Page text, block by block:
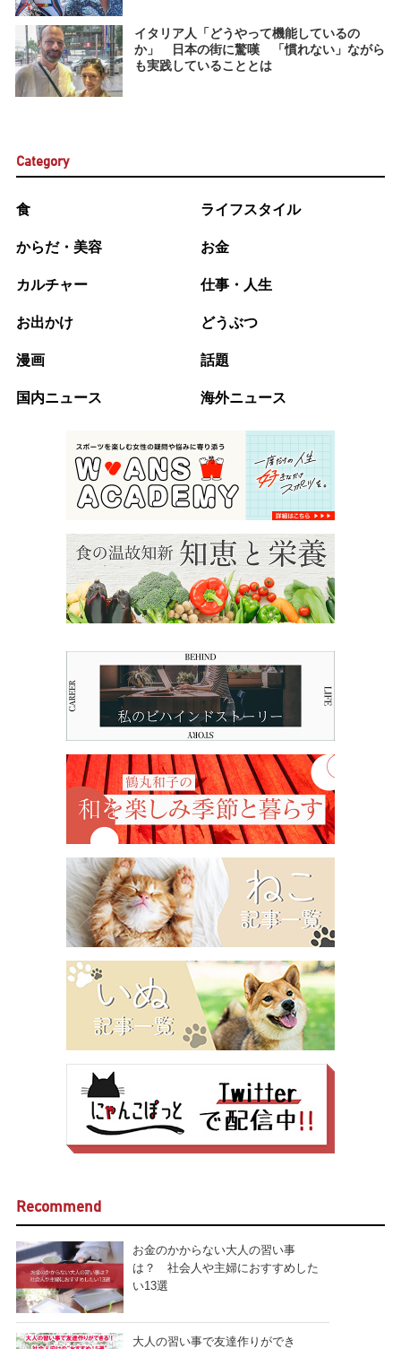
イタリア人「どうやって機能しているの
か」 日本の街に驚嘆 「慣れない」ながら
も実践していることとは
Category
食 ライフスタイル
からだ・美容 お金
カルチャー 仕事・人生
お出かけ どうぶつ
漫画 話題
国内ニュース 海外ニュース
Recommend
お金のかからない大人の習い事
は？ 社会人や主婦におすすめした
い13選
大人の習い事で友達作りができ